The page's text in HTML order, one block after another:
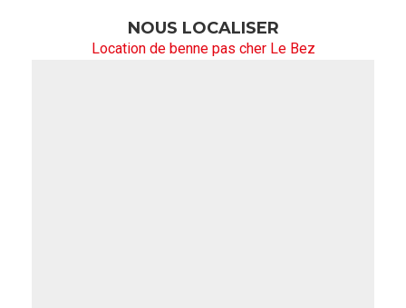
NOUS LOCALISER
Location de benne pas cher Le Bez